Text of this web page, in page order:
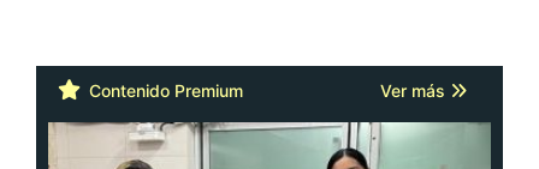
Contenido Premium Ver más